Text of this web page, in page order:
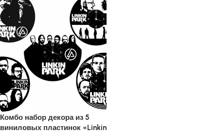
Комбо набор декора из 5
виниловых пластинок «Linkin